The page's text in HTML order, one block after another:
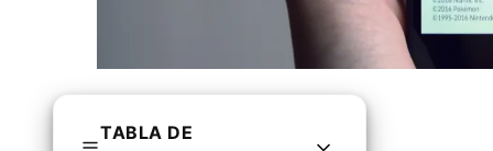
TABLA DE